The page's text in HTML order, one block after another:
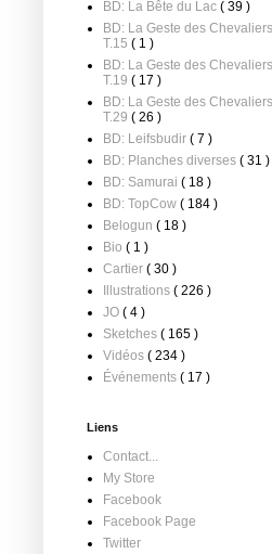
BD: La Bête du Lac ( 39 )
BD: La Geste des
T.15 ( 1 )
BD: La Geste des
T.19 ( 17 )
BD: La Geste des
T.29 ( 26 )
BD: Leifsbudir ( 7 )
BD: Planches diverses ( 31 )
BD: Samurai ( 18 )
BD: TopCow ( 184 )
Belogun ( 18 )
Bio ( 1 )
Cartier ( 30 )
Illustrations ( 226 )
JO ( 4 )
Sketches ( 165 )
Vidéos ( 234 )
Événements ( 17 )
Liens
Contact...
My Store
Facebook
Facebook Page
Twitter